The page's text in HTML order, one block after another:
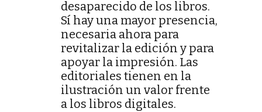
desaparecido de los libros.
Sí hay una mayor presencia,
necesaria ahora para
revitalizar la edición y para
apoyar la impresión. Las
editoriales tienen en la
ilustración un valor frente
a los libros digitales.